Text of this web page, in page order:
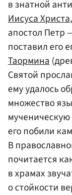
в знатной
Иисуса Христа
апостол Петр
поставил его
Таормина
Святой
ему удалось
множество
его побили
В
почитается
в храмах
о стойкости